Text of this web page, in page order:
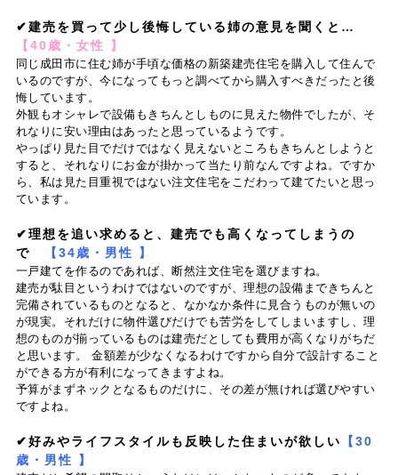
✔建売を買って少し後悔している姉の意見を聞くと…
【40歳・女性 】
同じ成田市に住む姉が手頃な価格の新築建売住宅を購入して住んで
いるのですが、今になってもっと調べてから購入すべきだったと後
悔しています。
外観もオシャレで設備もきちんとしものに見えた物件でしたが、そ
れなりに安い理由はあったと思っているようです。
やっぱり見た目でだけではなく見えないところもきちんとしようと
すると、それなりにお金が掛かって当たり前なんですよね。ですか
ら、私は見た目重視ではない注文住宅をこだわって建てたいと思っ
ています。
✔理想を追い求めると、建売でも高くなってしまうの
で
【34歳・男性 】
一戸建てを作るのであれば、断然注文住宅を選びますね。
建売が駄目というわけではないのですが、理想の設備まできちんと
完備されているものとなると、なかなか条件に見合うものが無いの
が現実。それだけに物件選びだけでも苦労をしてしまいますし、理
想のものが揃っているものは建売だとしても費用が高くなりがちだ
と思います。 金額差が少なくなるわけですから自分で設計すること
ができる方が有利になってきますよね。
予算がまずネックとなるものだけに、その差が無ければ選びやすい
ですよね。
✔好みやライフスタイルも反映した住まいが欲しい
【30
歳・男性 】